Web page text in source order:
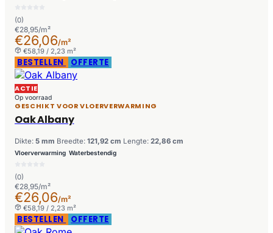
(0)
€28,95/m²
€26,06/m²
€58,19 / 2,23 m²
BESTELLEN OFFERTE
ACTIE
Op voorraad
GESCHIKT VOOR VLOERVERWARMING
Oak Albany
Dikte: 5 mm Breedte: 121,92 cm Lengte: 22,86 cm
Vloerverwarming Waterbestendig
(0)
€28,95/m²
€26,06/m²
€58,19 / 2,23 m²
BESTELLEN OFFERTE